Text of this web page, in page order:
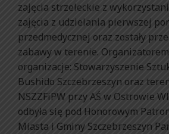
zajęcia strzeleckie z
zajęcia z udzielania pierwszej
przedmedycznej oraz zostały
zabawy w terenie.
organizacje: Stowarzyszenie
Bushido Szczebrzeszyn oraz
NSZZFiPW przy AŚ w Ostrowie
odbyła się pod Honorowym
Miasta i Gminy Szczebrzeszyn